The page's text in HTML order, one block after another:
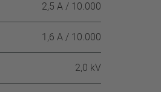
2,5 A / 10.000
1,6 A / 10.000
2,0 kV